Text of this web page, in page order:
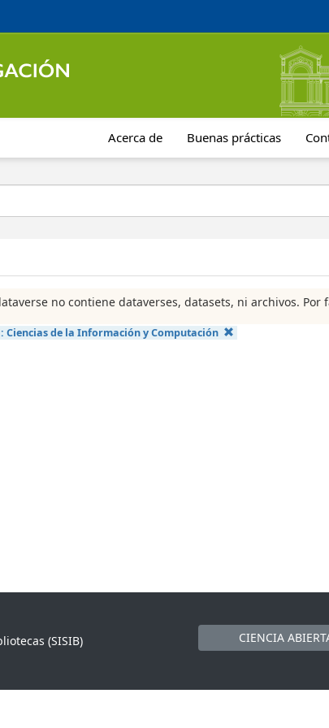
Acerca de Buenas prácticas
no contiene dataverses, datasets, ni archivos. Por
Ciencias de la Información y Computación
(SISIB)
CIENCIA